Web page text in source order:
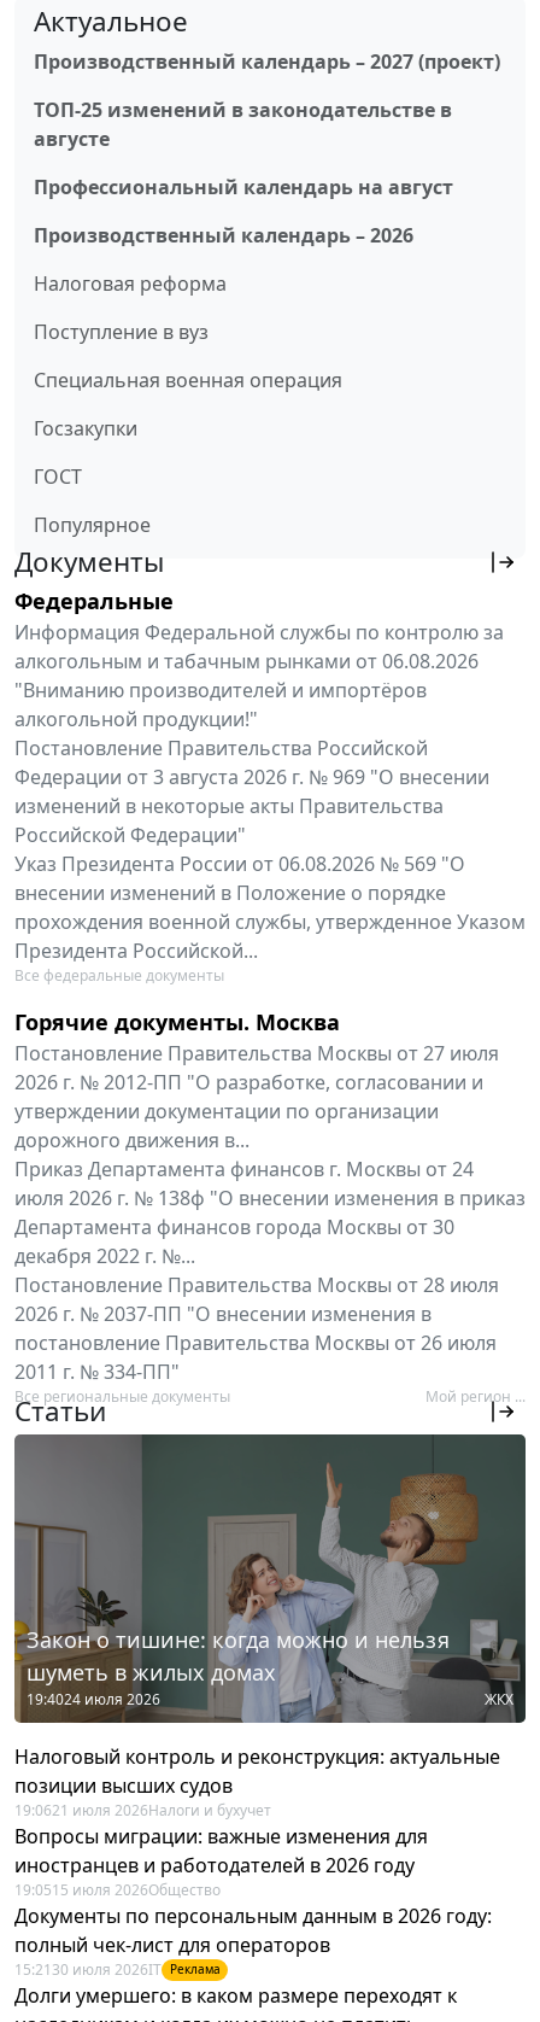
Актуальное
Производственный календарь – 2027 (проект)
ТОП-25 изменений в законодательстве в
августе
Профессиональный календарь на август
Производственный календарь – 2026
Налоговая реформа
Поступление в вуз
Специальная военная операция
Госзакупки
ГОСТ
Популярное
Документы
Федеральные
Информация Федеральной службы по контролю за
алкогольным и табачным рынками от 06.08.2026
"Вниманию производителей и импортёров
алкогольной продукции!"
Постановление Правительства Российской
Федерации от 3 августа 2026 г. № 969 "О внесении
изменений в некоторые акты Правительства
Российской Федерации"
Указ Президента России от 06.08.2026 № 569 "О
внесении изменений в Положение о порядке
прохождения военной службы, утвержденное Указом
Президента Российской...
Все федеральные документы
Горячие документы. Москва
Постановление Правительства Москвы от 27 июля
2026 г. № 2012-ПП "О разработке, согласовании и
утверждении документации по организации
дорожного движения в...
Приказ Департамента финансов г. Москвы от 24
июля 2026 г. № 138ф "О внесении изменения в приказ
Департамента финансов города Москвы от 30
декабря 2022 г. №...
Постановление Правительства Москвы от 28 июля
2026 г. № 2037-ПП "О внесении изменения в
постановление Правительства Москвы от 26 июля
2011 г. № 334-ПП"
Все региональные документы Мой регион ...
Статьи
Закон о тишине: когда можно и нельзя
шуметь в жилых домах
19:4024 июля 2026 ЖКХ
Налоговый контроль и реконструкция: актуальные
позиции высших судов
19:0621 июля 2026Налоги и бухучет
Вопросы миграции: важные изменения для
иностранцев и работодателей в 2026 году
19:0515 июля 2026Общество
Документы по персональным данным в 2026 году:
полный чек-лист для операторов
15:21 30 июля 2026IT Реклама
Долги умершего: в каком размере переходят к